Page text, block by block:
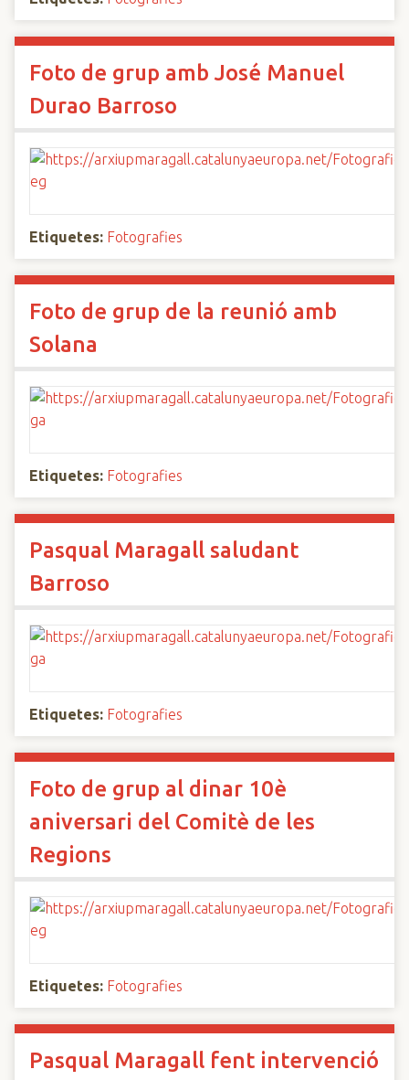
Foto de grup amb José Manuel
Durao Barroso
Etiquetes: Fotografies
Foto de grup de la reunió amb
Solana
Etiquetes: Fotografies
Pasqual Maragall saludant
Barroso
Etiquetes: Fotografies
Foto de grup al dinar 10è
aniversari del Comitè de les
Regions
Etiquetes: Fotografies
Pasqual Maragall fent intervenció